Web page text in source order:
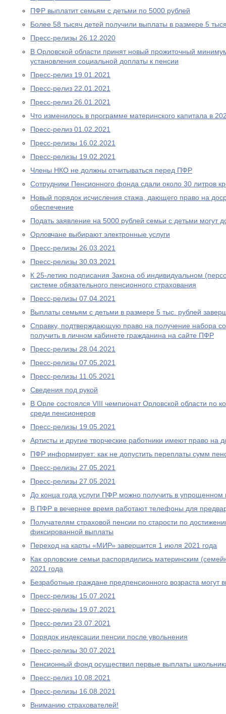
ПФР выплатит семьям с детьми по 5000 рублей
Более 58 тысяч детей получили выплаты в размере 5
Пресс-релизы 26.12.2020
В Орловской области принят новый прожиточный
установления социальной доплаты к пенсии
Пресс-релиз 19.01.2021
Пресс-релиз 22.01.2021
Пресс-релиз 26.01.2021
Что изменилось в программе материнского капитала в
Пресс-релиз 01.02.2021
Пресс-релизы 16.02.2021
Пресс-релизы 19.02.2021
Члены НКО не должны отчитываться перед ПФР
Сотрудники Пенсионного фонда сдали около 30 литров
Новый порядок исчисления стажа, дающего право на
обеспечение
Подать заявление на 5000 рублей семьи с детьми могут
Орловчане выбирают электронные услуги
Пресс-релизы 26.03.2021
Пресс-релизы 30.03.2021
К 25-летию подписания Закона об индивидуальном
системе обязательного пенсионного страхования
Пресс-релизы 07.04.2021
Выплаты семьям с детьми в размере 5 тыс. рублей
Справку, подтверждающую право на получение набора
получить в личном кабинете гражданина на сайте ПФР
Пресс-релизы 28.04.2021
Пресс-релизы 07.05.2021
Пресс-релизы 11.05.2021
Сведения под рукой
В Орле состоялся VIII чемпионат Орловской области по
среди пенсионеров
Пресс-релизы 19.05.2021
Артисты и другие творческие работники имеют право на
ПФР информирует: как не допустить переплаты сумм
Пресс-релизы 27.05.2021
Пресс-релизы 27.05.2021
До конца года услуги ПФР можно получить в упрощенном
В ПФР в вечернее время работают телефоны для
Получателям страховой пенсии по старости по
фиксированной выплаты
Переход на карты «МИР» завершится 1 июля 2021 года
Как орловские семьи распорядились материнским
2021 года
Безработные граждане предпенсионного возраста
Пресс-релизы 15.07.2021
Пресс-релизы 19.07.2021
Пресс-релиз 23.07.2021
Порядок индексации пенсии после увольнения
Пресс-релизы 30.07.2021
Пенсионный фонд осуществил первые выплаты
Пресс-релиз 10.08.2021
Пресс-релизы 16.08.2021
Вниманию страхователей!